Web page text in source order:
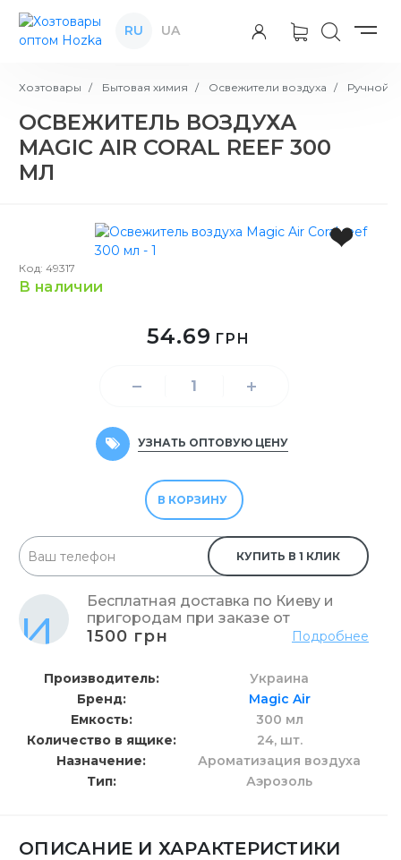
RU UA
Хозтовары Бытовая химия Освежители воздуха Ручной
ОСВЕЖИТЕЛЬ ВОЗДУХА
MAGIC AIR CORAL REEF 300
МЛ
Код: 49317
в наличии
54.69 ГРН
УЗНАТЬ ОПТОВУЮ ЦЕНУ
В КОРЗИНУ
КУПИТЬ В 1 КЛИК
Бесплатная доставка по Киеву и
пригородам при заказе от
1500 грн Подробнее
Производитель
Украина
Бренд
Magic Air
Емкость
300 мл
Количество в ящике
24, шт.
Назначение
Ароматизация воздуха
Тип
Аэрозоль
ОПИСАНИЕ И ХАРАКТЕРИСТИКИ